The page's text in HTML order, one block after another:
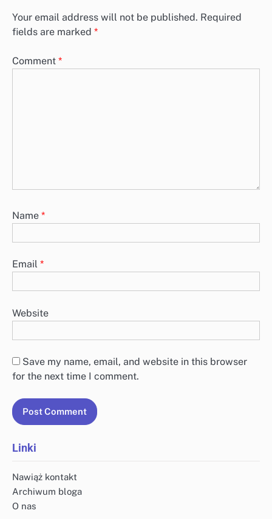
Your email address will not be published. Required
fields are marked *
Comment *
Name *
Email *
Website
Save my name, email, and website in this browser
for the next time I comment.
Linki
Nawiąż kontakt
Archiwum bloga
O nas